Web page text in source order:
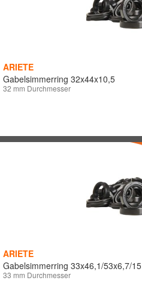
ARIETE
Gabelsimmerring 32x44x10,5
32 mm Durchmesser
ARIETE
Gabelsimmerring 33x46,1/53x6,7/15
33 mm Durchmesser